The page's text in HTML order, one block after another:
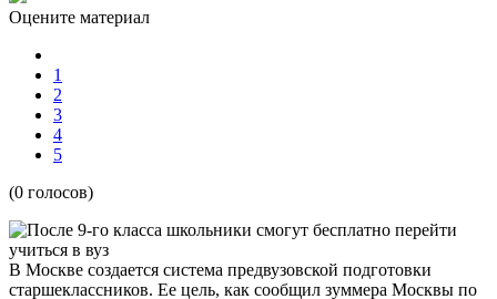
Оцените материал
1
2
3
4
5
(0 голосов)
В Москве создается система предвузовской подготовки
старшеклассников. Ее цель, как сообщил зуммера Москвы по